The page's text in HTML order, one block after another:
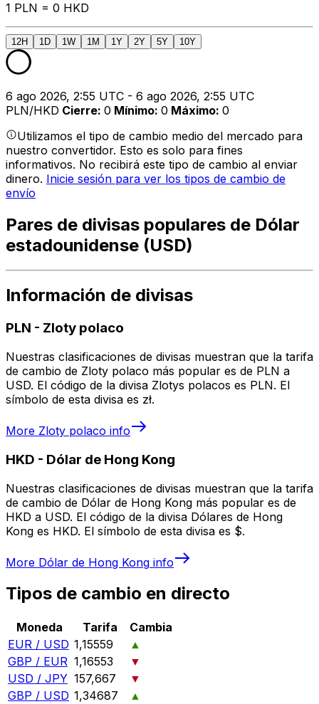
1 PLN = 0 HKD
12H 1D 1W 1M 1Y 2Y 5Y 10Y
6 ago 2026, 2:55 UTC - 6 ago 2026, 2:55 UTC
PLN/HKD Cierre: 0 Mínimo: 0 Máximo: 0
Utilizamos el tipo de cambio medio del mercado para
nuestro convertidor. Esto es solo para fines
informativos. No recibirá este tipo de cambio al enviar
dinero. Inicie sesión para ver los tipos de cambio de
envío
Pares de divisas populares de Dólar
estadounidense (USD)
Información de divisas
PLN - Zloty polaco
Nuestras clasificaciones de divisas muestran que la tarifa
de cambio de Zloty polaco más popular es de PLN a
USD. El código de la divisa Zlotys polacos es PLN. El
símbolo de esta divisa es zł.
More Zloty polaco info
HKD - Dólar de Hong Kong
Nuestras clasificaciones de divisas muestran que la tarifa
de cambio de Dólar de Hong Kong más popular es de
HKD a USD. El código de la divisa Dólares de Hong
Kong es HKD. El símbolo de esta divisa es $.
More Dólar de Hong Kong info
Tipos de cambio en directo
Moneda Tarifa
Cambia
EUR / USD 1,15559
▲
GBP / EUR 1,16553
▼
USD / JPY 157,667
▼
GBP / USD 1,34687
▲